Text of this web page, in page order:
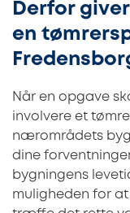
Derfor
en
Når en opgave
involvere et
nærområdets
dine
bygningens
muligheden for